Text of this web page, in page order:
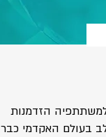
למשתתפיה הזדמנות
בעולם האקדמי כבר